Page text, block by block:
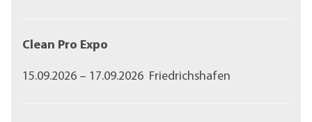
Clean Pro Expo
15.09.2026 – 17.09.2026 Friedrichshafen